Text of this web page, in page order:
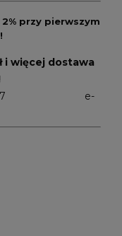
przy pierwszym
i więcej dostawa
322-357 e-